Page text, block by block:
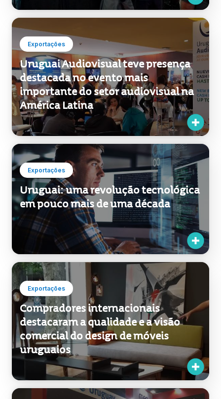
Exportações
Uruguai Audiovisual teve presença
destacada no evento mais
importante do setor audiovisual na
América Latina
Exportações
Uruguai: uma revolução tecnológica
em pouco mais de uma década
Exportações
Compradores internacionais
destacaram a qualidade e a visão
comercial do design de móveis
uruguaios